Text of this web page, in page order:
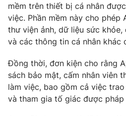
Phim VTV
Hậu trường
Khán giả
Giải sao mai
Giải trí
Điện ảnh
Âm nhạc
Sao
Đời sống
Du lịch
Làm đẹp
Chất lượng cuộc sống
Giáo dục
Tuyển sinh
Công nghệ
mềm trên thiết bị cá nhân
việc. Phần mềm này cho phép
thư viện ảnh, dữ liệu sức
và các thông tin cá nhân khác
Đồng thời, đơn kiện cho rằng
sách bảo mật, cấm nhân viên
làm việc, bao gồm cả việc
và tham gia tố giác được pháp